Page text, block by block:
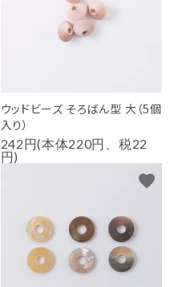
ウッドビーズ そろばん型 大（5個
入り）
242円(本体220円、税22
円)
favorite